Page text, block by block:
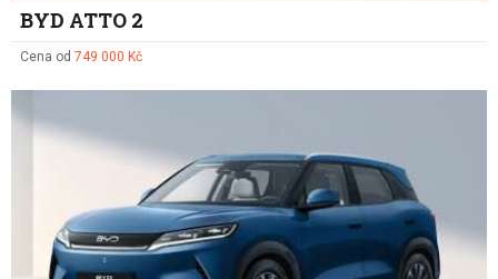
BYD ATTO 2
Cena od 749 000 Kč